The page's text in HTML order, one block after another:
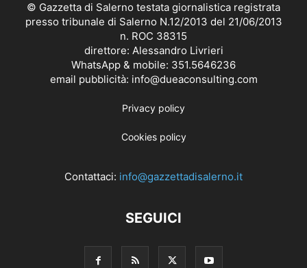
© Gazzetta di Salerno testata giornalistica registrata
presso tribunale di Salerno N.12/2013 del 21/06/2013
n. ROC 38315
direttore: Alessandro Livrieri
WhatsApp & mobile: 351.5646236
email pubblicità: info@dueaconsulting.com
Privacy policy
Cookies policy
Contattaci: info@gazzettadisalerno.it
SEGUICI